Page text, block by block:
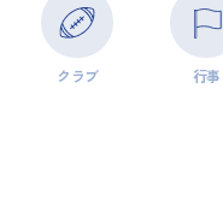
クラブ 行事